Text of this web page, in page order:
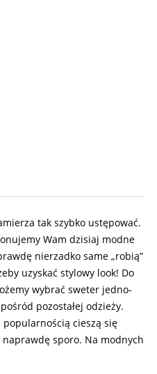
tak szybko ustępować.
Wam dzisiaj modne
nierzadko same „robią”
uzyskać stylowy look! Do
wybrać sweter jedno-
pozostałej odzieży.
cieszą się
sporo. Na modnych